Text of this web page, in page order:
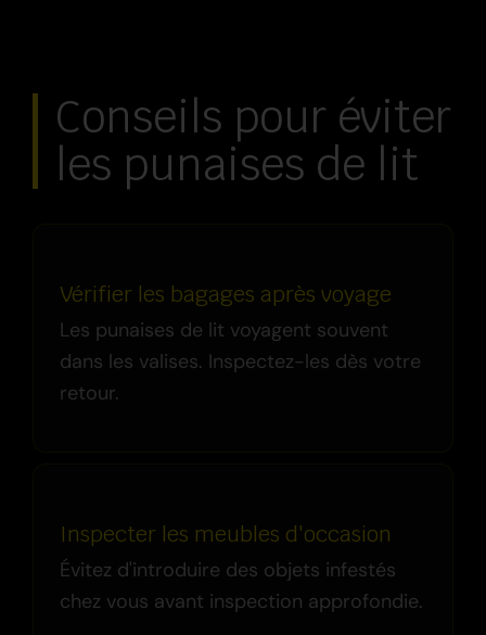
Conseils pour éviter
les punaises de lit
Vérifier les bagages après voyage
Les punaises de lit voyagent souvent
dans les valises. Inspectez-les dès votre
retour.
Inspecter les meubles d'occasion
Évitez d'introduire des objets infestés
chez vous avant inspection approfondie.